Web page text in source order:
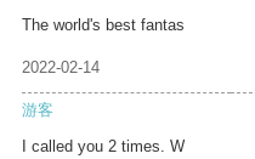
The world's best fantas
2022-02-14
游客
I called you 2 times. W